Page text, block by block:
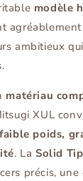
modèle
ambitieux
matériau
XUL
faible poids,
. LaSolid Tip
précis, une